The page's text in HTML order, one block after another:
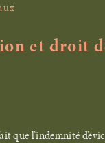
et droit
que l’indemnité